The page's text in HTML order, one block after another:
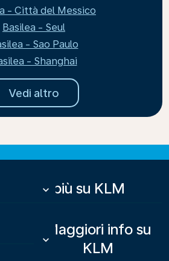
- Città del Messico
Basilea - Seul
- Sao Paulo
- Shanghai
Vedi altro
Di più su KLM
keyboard_arrow_down
Maggiori info su
KLM
keyboard_arrow_down